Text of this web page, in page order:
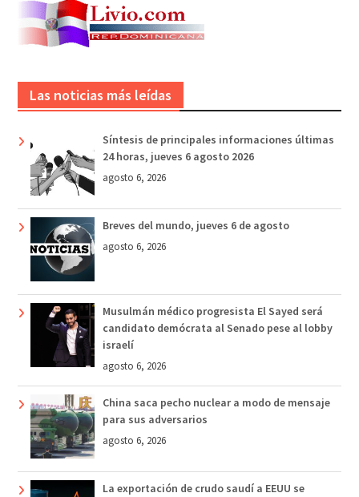
Las noticias más leídas
Síntesis de principales informaciones últimas
24 horas, jueves 6 agosto 2026
agosto 6, 2026
Breves del mundo, jueves 6 de agosto
agosto 6, 2026
Musulmán médico progresista El Sayed será
candidato demócrata al Senado pese al lobby
israelí
agosto 6, 2026
China saca pecho nuclear a modo de mensaje
para sus adversarios
agosto 6, 2026
La exportación de crudo saudí a EEUU se